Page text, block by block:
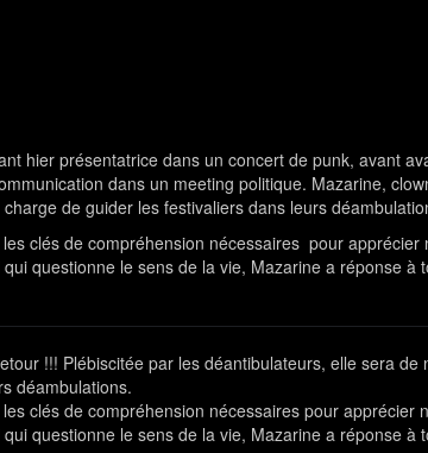
hier présentatrice dans un concert de punk, avant
dans un meeting politique. Mazarine,
de guider les festivaliers dans leurs
clés de compréhension nécessaires pour apprécier
questionne le sens de la vie, Mazarine a réponse à
!!! Plébiscitée par les déantibulateurs, elle sera de
déambulations.
clés de compréhension nécessaires pour apprécier
questionne le sens de la vie, Mazarine a réponse à